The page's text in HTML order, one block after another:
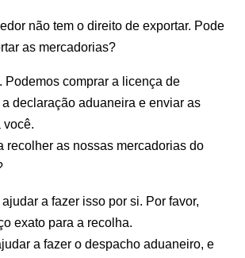
não tem o direito de exportar. Pode
as mercadorias?
Podemos comprar a licença de
declaração aduaneira e enviar as
você.
recolher as nossas mercadorias do
a fazer isso por si. Por favor,
exato para a recolha.
a fazer o despacho aduaneiro, e